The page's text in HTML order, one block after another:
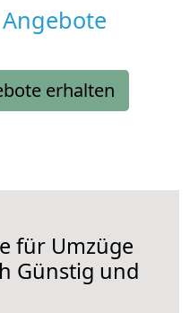
erhalten
für Umzüge
Günstig und